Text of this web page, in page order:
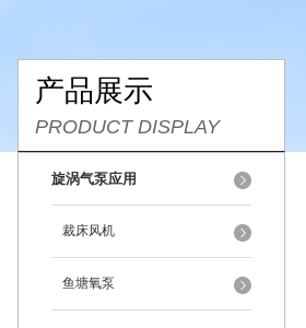
产品展示
PRODUCT DISPLAY
旋涡气泵应用
裁床风机
鱼塘氧泵